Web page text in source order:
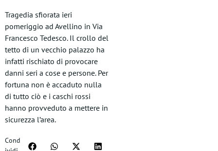
Tragedia sfiorata ieri
pomeriggio ad Avellino in Via
Francesco Tedesco. Il crollo del
tetto di un vecchio palazzo ha
infatti rischiato di provocare
danni seri a cose e persone. Per
fortuna non è accaduto nulla
di tutto ciò e i caschi rossi
hanno provveduto a mettere in
sicurezza l’area.
Cond